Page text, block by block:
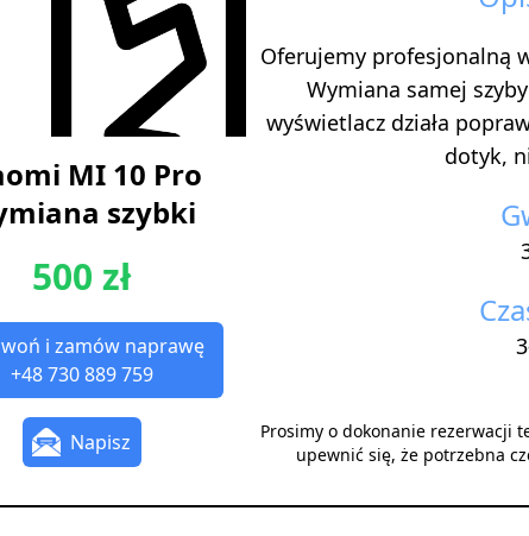
MI 10 Pro
szybki
500 zł
i zamów naprawę
+48 730 889 759
Napisz
Oferujemy profesjonalną
Wymiana samej
wyświetlacz działa
dotyk,
Prosimy o dokonanie rezerwacji
upewnić się, że potrzebna